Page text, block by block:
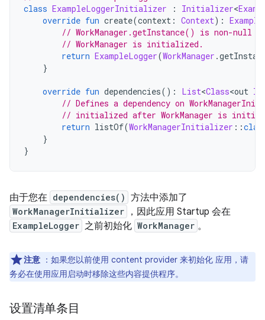
class ExampleLoggerInitializer : Initializer<
override fun create(context : Context):
// WorkManager.getInstance() is non-null
// WorkManager is initialized.
return ExampleLogger(WorkManager .
}
override fun dependencies(): List<Class<out
// Defines a dependency on
// initialized after WorkManager is
return listOf(WorkManagerInitializer ::
}
}
由于您在 dependencies() 方法中添加了
WorkManagerInitializer ，因此应用 Startup 会在
ExampleLogger 之前初始化 WorkManager 。
注意 ：如果您以前使用 content provider 来初始化 应用，请
务必在使用应用启动时移除这些内容提供程序。
设置清单条目